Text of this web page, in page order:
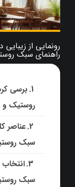
رونمایی از
راهنمای سبک
برسی
روستیک و
عناصر
سبک
سبک